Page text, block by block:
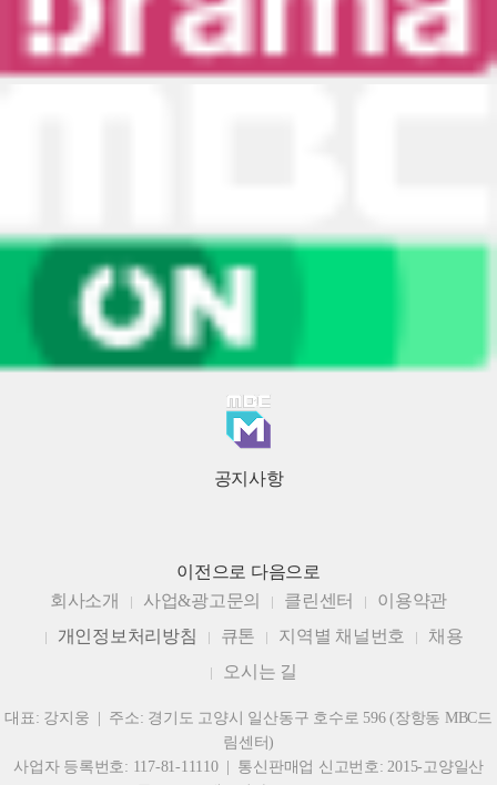
공지사항
이전으로 다음으로
회사소개
사업&광고문의 클린센터
이용약관
개인정보처리방침
큐톤 지역별 채널번호
채용
오시는 길
대표: 강지웅 | 주소: 경기도 고양시 일산동구 호수로 596 (장항동 MBC드
림센터)
사업자 등록번호: 117-81-11110 | 통신판매업 신고번호: 2015-고양일산